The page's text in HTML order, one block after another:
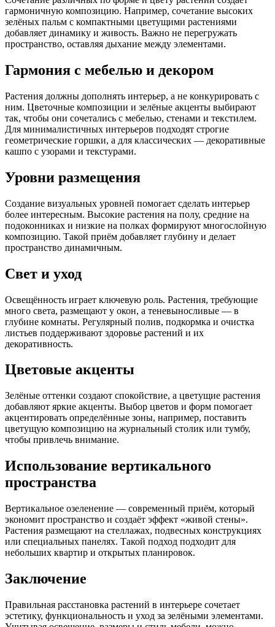
гармоничную композицию. Например, сочетание высоких
зелёных пальм с компактными цветущими растениями
добавляет динамику и живость. Важно не перегружать
пространство, оставляя дыхание между элементами.
Гармония с мебелью и декором
Растения должны дополнять интерьер, а не конкурировать с
ним. Цветочные композиции и зелёные акценты выбирают
так, чтобы они сочетались с мебелью, стенами и текстилем.
Для минималистичных интерьеров подходят строгие
геометрические горшки, а для классических — декоративные
кашпо с узорами и текстурами.
Уровни размещения
Создание визуальных уровней помогает сделать интерьер
более интересным. Высокие растения на полу, средние на
подоконниках и низкие на полках формируют многослойную
композицию. Такой приём добавляет глубину и делает
пространство динамичным.
Свет и уход
Освещённость играет ключевую роль. Растения, требующие
много света, размещают у окон, а теневыносливые — в
глубине комнаты. Регулярный полив, подкормка и очистка
листьев поддерживают здоровье растений и их
декоративность.
Цветовые акценты
Зелёные оттенки создают спокойствие, а цветущие растения
добавляют яркие акценты. Выбор цветов и форм помогает
акцентировать определённые зоны, например, поставить
цветущую композицию на журнальный столик или тумбу,
чтобы привлечь внимание.
Использование вертикального
пространства
Вертикальное озеленение — современный приём, который
экономит пространство и создаёт эффект «живой стены».
Растения размещают на стеллажах, подвесных конструкциях
или специальных панелях. Такой подход подходит для
небольших квартир и открытых планировок.
Заключение
Правильная расстановка растений в интерьере сочетает
эстетику, функциональность и уход за зелёными элементами.